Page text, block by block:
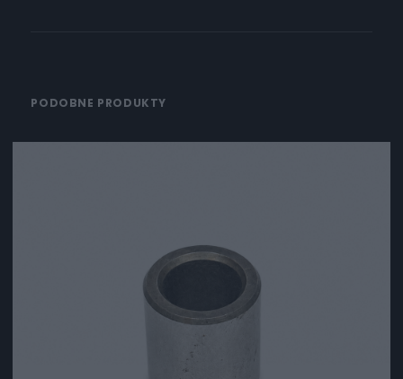
PODOBNE PRODUKTY